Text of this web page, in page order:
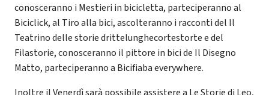
conosceranno i Mestieri in bicicletta, parteciperanno al
Biciclick, al Tiro alla bici, ascolteranno i racconti del Il
Teatrino delle storie drittelunghecortestorte e del
Filastorie, conosceranno il pittore in bici de Il Disegno
Matto, parteciperanno a Bicifiaba everywhere.